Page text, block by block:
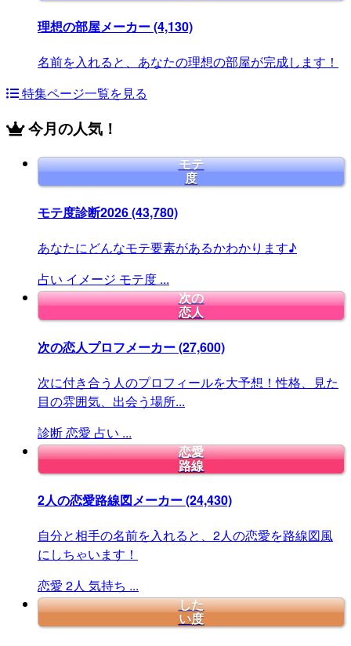
理想の部屋メーカー(4,130)
名前を入れると、あなたの理想の部屋が完成します！
特集ページ一覧を見る
今月の人気！
モテ
度
モテ度診断2026(43,780)
あなたにどんなモテ要素があるかわかります♪
占い イメージ モテ度 ...
次の
恋人
次の恋人プロフメーカー(27,600)
次に付き合う人のプロフィールを大予想！性格、見た
目の雰囲気、出会う場所...
診断恋愛 占い ...
恋愛
路線
2人の恋愛路線図メーカー(24,430)
自分と相手の名前を入れると、2人の恋愛を路線図風
にしちゃいます！
恋愛 2人 気持ち ...
した
い度